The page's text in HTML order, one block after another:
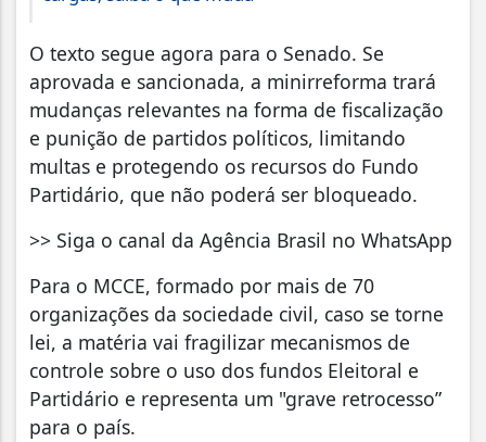
O texto segue agora para o Senado. Se
aprovada e sancionada, a minirreforma trará
mudanças relevantes na forma de fiscalização
e punição de partidos políticos, limitando
multas e protegendo os recursos do Fundo
Partidário, que não poderá ser bloqueado.
>> Siga o canal da Agência Brasil no WhatsApp
Para o MCCE, formado por mais de 70
organizações da sociedade civil, caso se torne
lei, a matéria vai fragilizar mecanismos de
controle sobre o uso dos fundos Eleitoral e
Partidário e representa um "grave retrocesso”
para o país.